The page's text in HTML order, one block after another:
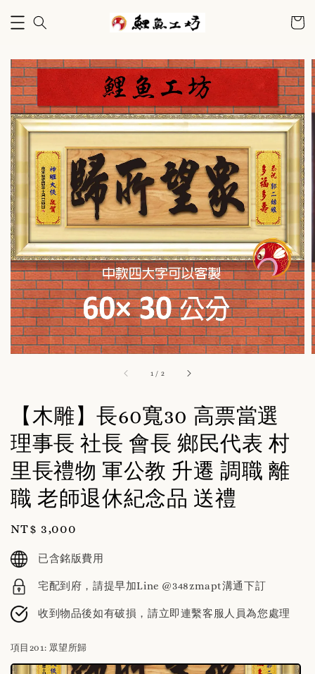
1 / 2
【木雕】長60寬30 高票當選
理事長 社長 會長 鄉民代表 村
里長禮物 軍公教 升遷 調職 離
職 老師退休紀念品 送禮
Regular
price
NT$ 3,000
已含銘版費用
宅配到府，請提早加Line @348zmapt溝通下訂
收到物品後如有破損，請立即連繫客服人員為您處理
項目201: 眾望所歸